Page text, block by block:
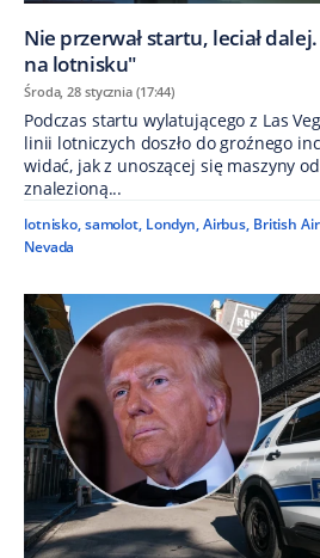
Nie przerwał startu, leciał
na lotnisku"
Środa, 28 stycznia (17:44)
Podczas startu wylatującego z Las
linii lotniczych doszło do groźnego
widać, jak z unoszącej się maszyny
znalezioną...
lotnisko,samolot, Londyn,Airbus, British
Nevada